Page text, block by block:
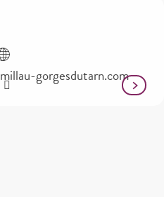
gorgesdutarn.com